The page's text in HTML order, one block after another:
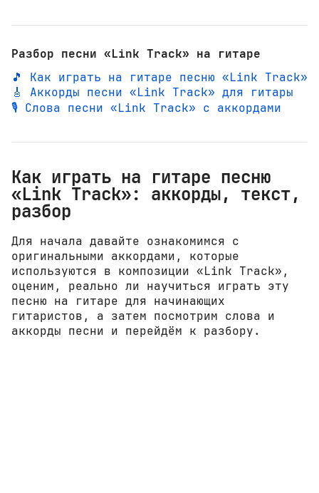
Разбор песни «Link Track» на гитаре
🎵 Как играть на гитаре песню «Link Track»
🎸 Аккорды песни «Link Track» для гитары
🎙️ Слова песни «Link Track» с аккордами
Как играть на гитаре песню
«Link Track»: аккорды, текст,
разбор
Для начала давайте ознакомимся с
оригинальными аккордами, которые
используются в композиции «Link Track»,
оценим, реально ли научиться играть эту
песню на гитаре для начинающих
гитаристов, а затем посмотрим слова и
аккорды песни и перейдём к разбору.